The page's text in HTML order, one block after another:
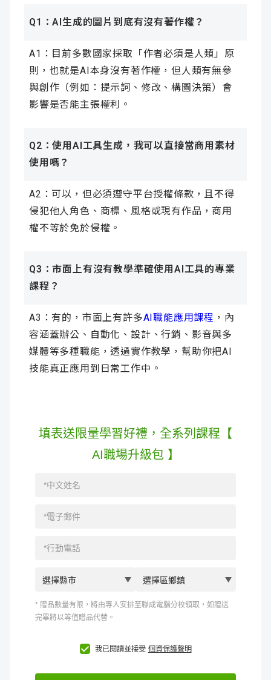
Q1：AI生成的圖片到底有沒有著作權？
A1：目前多數國家採取「作者必須是人類」原
則，也就是AI本身沒有著作權，但人類有無參
與創作（例如：提示詞、修改、構圖決策）會
影響是否能主張權利。
Q2：使用AI工具生成，我可以直接當商用素材
使用嗎？
A2：可以，但必須遵守平台授權條款，且不得
侵犯他人角色、商標、風格或現有作品，商用
權不等於免於侵權。
Q3：市面上有沒有教學準確使用AI工具的專業
課程？
A3：有的，市面上有許多AI職能應用課程 ，內
容涵蓋辦公、自動化、設計、行銷、影音與多
媒體等多種職能，透過實作教學，幫助你把AI
技能真正應用到日常工作中。